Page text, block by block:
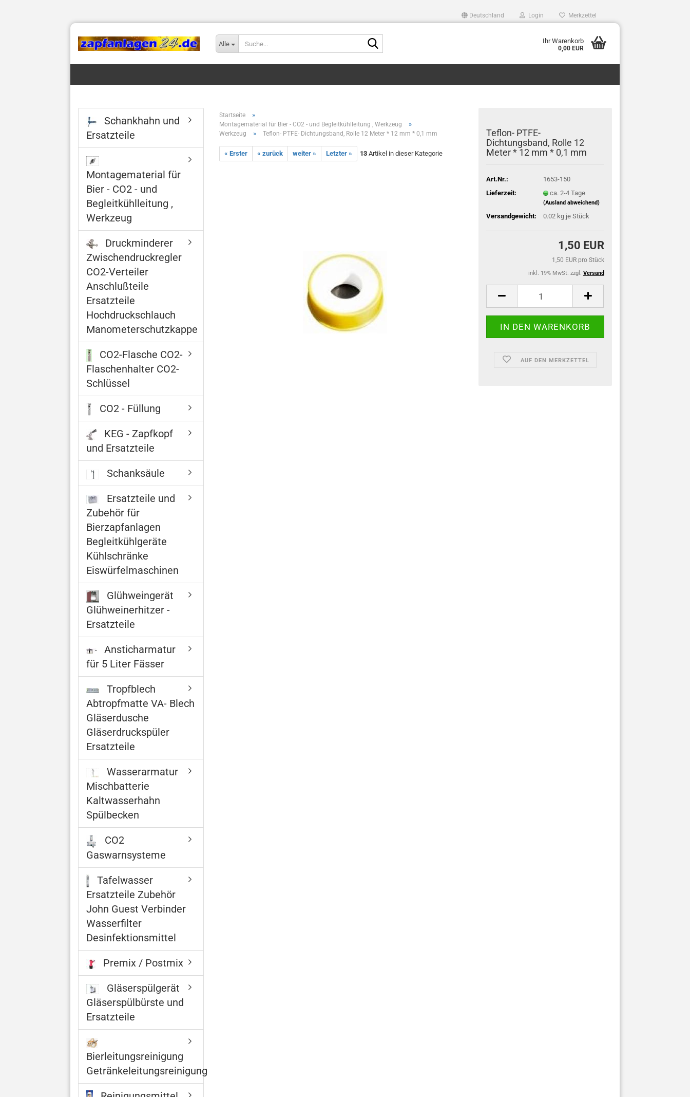
Deutschland Login Merkzettel
Alle Ihr Warenkorb
0,00 EUR
Startseite »
Montagematerial für Bier - CO2 - und Begleitkühlleitung , Werkzeug »
Werkzeug » Teflon- PTFE- Dichtungsband, Rolle 12 Meter * 12 mm * 0,1 mm
« Erster « zurück weiter » Letzter » 13 Artikel in dieser Kategorie
Teflon- PTFE-
Dichtungsband, Rolle 12
Meter * 12 mm * 0,1 mm
Art.Nr.:
1653-150
Lieferzeit:
ca. 2-4 Tage
(Ausland abweichend)
Versandgewicht: 0.02kg je Stück
1,50 EUR
1,50 EUR pro Stück
inkl. 19% MwSt. zzgl. Versand
AUF DEN MERKZETTEL
Schankhahn und
Ersatzteile
Montagematerial für
Bier - CO2 - und
Begleitkühlleitung ,
Werkzeug
Druckminderer
Zwischendruckregler
CO2-Verteiler
Anschlußteile
Ersatzteile
Hochdruckschlauch
Manometerschutzkappe
CO2-Flasche CO2-
Flaschenhalter CO2-
Schlüssel
CO2 - Füllung
KEG - Zapfkopf
und Ersatzteile
Schanksäule
Ersatzteile und
Zubehör für
Bierzapfanlagen
Begleitkühlgeräte
Kühlschränke
Eiswürfelmaschinen
Glühweingerät
Glühweinerhitzer -
Ersatzteile
Ansticharmatur
für 5 Liter Fässer
Tropfblech
Abtropfmatte VA- Blech
Gläserdusche
Gläserdruckspüler
Ersatzteile
Wasserarmatur
Mischbatterie
Kaltwasserhahn
Spülbecken
CO2
Gaswarnsysteme
Tafelwasser
Ersatzteile Zubehör
John Guest Verbinder
Wasserfilter
Desinfektionsmittel
Premix / Postmix
Gläserspülgerät
Gläserspülbürste und
Ersatzteile
Bierleitungsreinigung
Getränkeleitungsreinigung